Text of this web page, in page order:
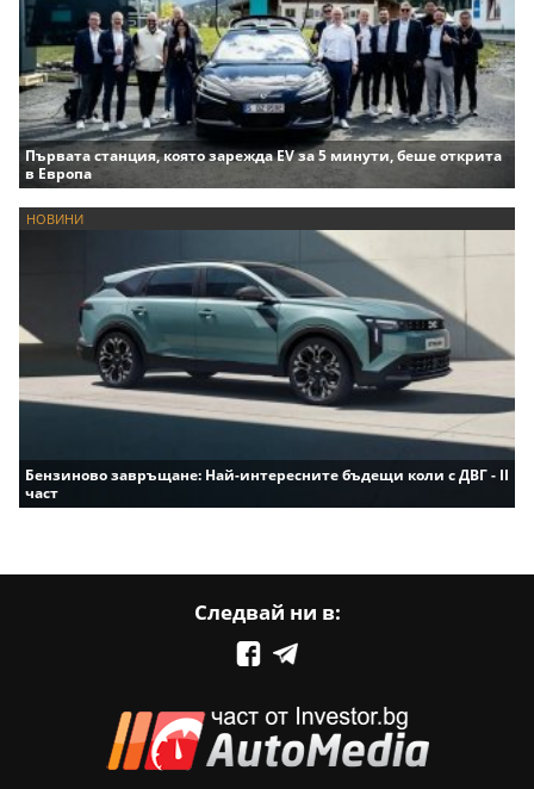
Първата станция, която зарежда EV за 5 минути, беше открита
в Европа
НОВИНИ
Бензиново завръщане: Най-интересните бъдещи коли с ДВГ - II
част
Следвай ни в: